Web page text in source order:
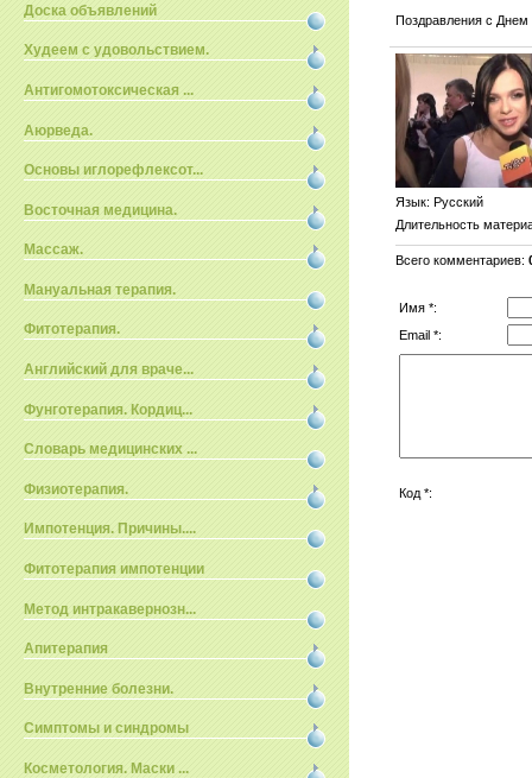
Доска объявлений
Худеем с удовольствием.
Антигомотоксическая ...
Аюрведа.
Основы иглорефлексот...
Восточная медицина.
Массаж.
Мануальная терапия.
Фитотерапия.
Английский для враче...
Фунготерапия. Кордиц...
Словарь медицинских ...
Физиотерапия.
Импотенция. Причины....
Фитотерапия импотенции
Метод интракавернозн...
Апитерапия
Внутренние болезни.
Симптомы и синдромы
Косметология. Маски ...
Поздравления с Днем
Язык: Русский
Длительность
Всего комментариев:
Имя *:
Email *:
Код *: